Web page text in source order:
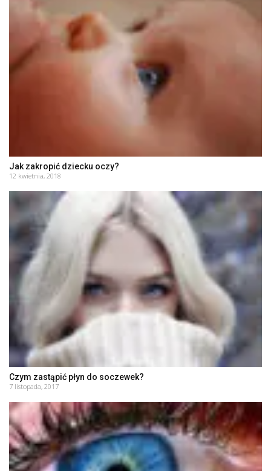
Jak zakropić dziecku oczy?
12 kwietnia, 2018
Czym zastąpić płyn do soczewek?
7 listopada, 2017